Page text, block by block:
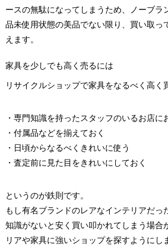
ースの無駄になってしまうため、ノーブラ
品未使用状態の美品でない限り、買い取っ
えます。
家具を少しでも高く売るには
リサイクルショップで家具をなるべく高く
・専門知識を持ったスタッフのいるお店に
・付属品などを揃えておく
・日頃からなるべくきれいに使う
・査定前に見た目をきれいにしておく
というのが鉄則です。
もし有名ブランドのレアなインテリアだっ
知識がないと安く買い叩かれてしまう場合
リアや家具に強いショップを探すようにし